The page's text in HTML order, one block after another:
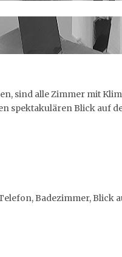
sind alle Zimmer mit
spektakulären Blick auf
Badezimmer, Blick